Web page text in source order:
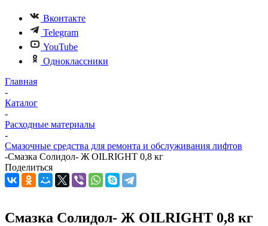
Вконтакте
Telegram
YouTube
Одноклассники
Главная
-
Каталог
-
Расходные материалы
-
Смазочные средства для ремонта и обслуживания лифтов
-Смазка Солидол- Ж OILRIGHT 0,8 кг
Поделиться
Смазка Солидол- Ж OILRIGHT 0,8 кг